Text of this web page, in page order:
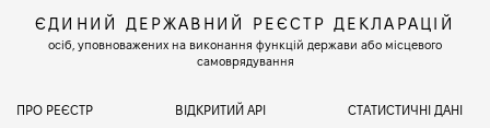
ЄДИНИЙ ДЕРЖАВНИЙ РЕЄСТР ДЕКЛАРАЦІЙ
осіб, уповноважених на виконання функцій держави або місцевого
самоврядування
ПРО РЕЄСТР ВІДКРИТИЙ АРІ СТАТИСТИЧНІ ДАНІ